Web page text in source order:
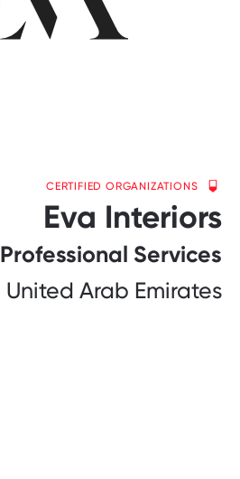
CERTIFIED ORGANIZATIONS
Eva Interiors
Professional Services
United Arab Emirates